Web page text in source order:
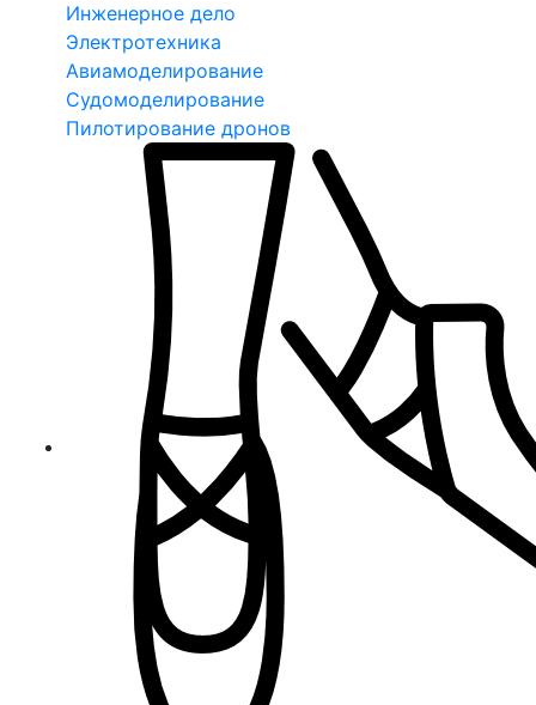
Инженерное дело
Электротехника
Авиамоделирование
Судомоделирование
Пилотирование дронов